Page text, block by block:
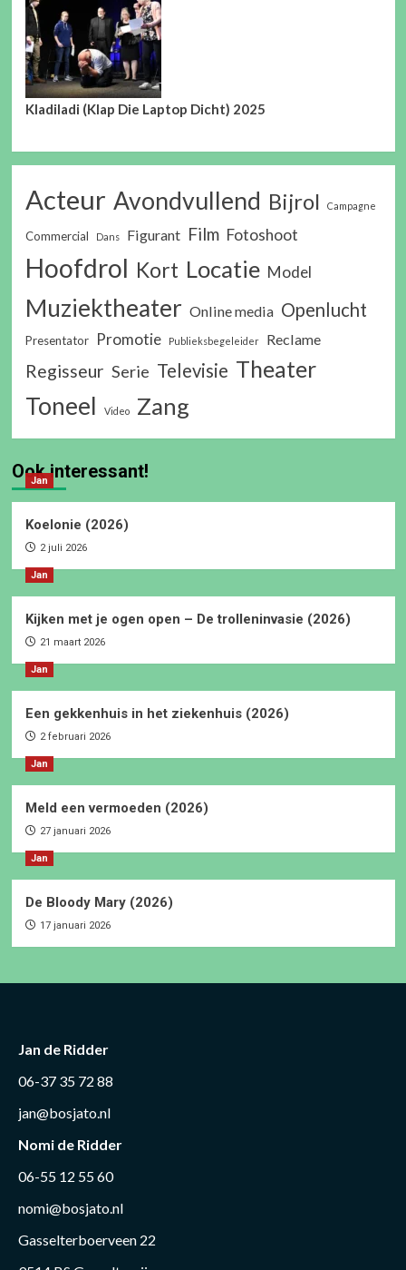
Kladiladi (Klap Die Laptop Dicht) 2025
Acteur Avondvullend Bijrol Campagne
Commercial Dans Figurant Film Fotoshoot
Hoofdrol Kort Locatie Model
Muziektheater Online media Openlucht
Presentator Promotie Publieksbegeleider Reclame
Regisseur Serie Televisie Theater
Toneel Video Zang
Ook interessant!
Jan
Koelonie (2026)
2 juli 2026
Jan
Kijken met je ogen open – De trolleninvasie (2026)
21 maart 2026
Jan
Een gekkenhuis in het ziekenhuis (2026)
2 februari 2026
Jan
Meld een vermoeden (2026)
27 januari 2026
Jan
De Bloody Mary (2026)
17 januari 2026
Jan de Ridder
06-37 35 72 88
jan@bosjato.nl
Nomi de Ridder
06-55 12 55 60
nomi@bosjato.nl
Gasselterboerveen 22